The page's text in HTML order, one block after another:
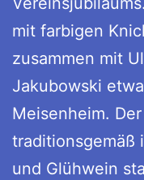
mit farbigen
zusammen mit
Jakubowski
Meisenheim.
traditionsgemäß
und Glühwein